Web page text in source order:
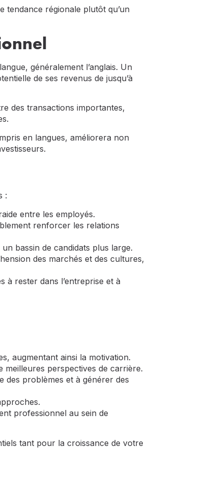
tendance régionale plutôt qu’un
généralement l’anglais. Un
de ses revenus de jusqu’à
des transactions importantes,
en langues, améliorera non
:
entre les employés.
renforcer les relations
bassin de candidats plus large.
des marchés et des cultures,
à rester dans l’entreprise et à
augmentant ainsi la motivation.
perspectives de carrière.
des problèmes et à générer des
professionnel au sein de
tant pour la croissance de votre